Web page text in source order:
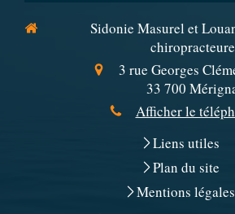
Sidonie Masurel et
3 rue Georges
33 700
Afficher le
Liens utiles
Plan du site
Mentions légales